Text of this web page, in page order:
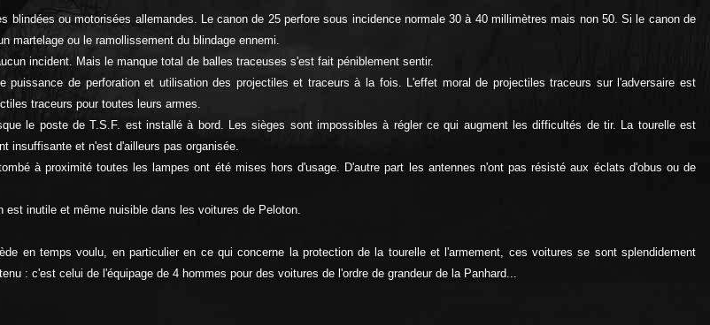
ou motorisées allemandes. Le canon de 25 perfore sous incidence normale 30 à 40 millimètres mais non 50. Si le canon de
martelage ou le ramollissement du blindage ennemi.
incident. Mais le manque total de balles traceuses s'est fait péniblement sentir.
de perforation et utilisation des projectiles et traceurs à la fois. L'effet moral de projectiles traceurs sur l'adversaire est
traceurs pour toutes leurs armes.
le poste de T.S.F. est installé à bord. Les sièges sont impossibles à régler ce qui augment les difficultés de tir. La tourelle est
insuffisante et n'est d'ailleurs pas organisée.
à proximité toutes les lampes ont été mises hors d'usage. D'autre part les antennes n'ont pas résisté aux éclats d'obus ou de
inutile et même nuisible dans les voitures de Peloton.
en temps voulu, en particulier en ce qui concerne la protection de la tourelle et l'armement, ces voitures se sont splendidement
: c'est celui de l'équipage de 4 hommes pour des voitures de l'ordre de grandeur de la Panhard...